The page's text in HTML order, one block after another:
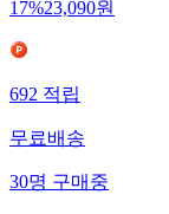
17%23,090원
692적립
무료배송
30명구매중